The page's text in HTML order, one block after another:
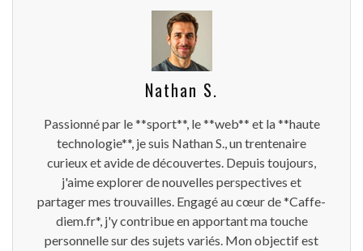
Nathan S.
Passionné par le **sport**, le **web** et la **haute
technologie**, je suis Nathan S., un trentenaire
curieux et avide de découvertes. Depuis toujours,
j'aime explorer de nouvelles perspectives et
partager mes trouvailles. Engagé au cœur de *Caffe-
diem.fr*, j'y contribue en apportant ma touche
personnelle sur des sujets variés. Mon objectif est